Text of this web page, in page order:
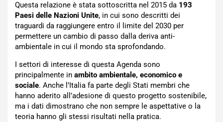
Questa relazione è stata sottoscritta nel 2015 da 193
Paesi delle Nazioni Unite, in cui sono descritti dei
traguardi da raggiungere entro il limite del 2030 per
permettere un cambio di passo dalla deriva anti-
ambientale in cui il mondo sta sprofondando.
I settori di interesse di questa Agenda sono
principalmente in ambito ambientale, economico e
sociale. Anche l’Italia fa parte degli Stati membri che
hanno aderito all’adesione di questo progetto sostenibile,
ma i dati dimostrano che non sempre le aspettative o la
teoria hanno gli stessi risultati nella pratica.